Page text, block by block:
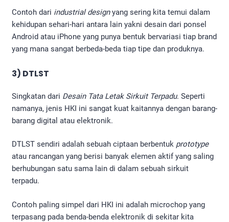
Contoh dari industrial designyang sering kita temui dalam
kehidupan sehari-hari antara lain yakni desain dari ponsel
Android atau iPhone yang punya bentuk bervariasi tiap brand
yang mana sangat berbeda-beda tiap tipe dan produknya.
3) DTLST
Singkatan dari Desain Tata Letak Sirkuit Terpadu. Seperti
namanya, jenis HKI ini sangat kuat kaitannya dengan barang-
barang digital atau elektronik.
DTLST sendiri adalah sebuah ciptaan berbentuk prototype
atau rancangan yang berisi banyak elemen aktif yang saling
berhubungan satu sama lain di dalam sebuah sirkuit
terpadu.
Contoh paling simpel dari HKI ini adalah microchop yang
terpasang pada benda-benda elektronik di sekitar kita